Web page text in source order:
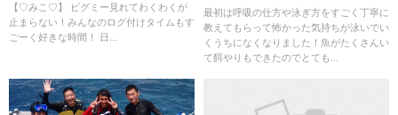
【♡みこ♡】 ピグミー見れてわくわくが
止まらない！みんなのログ付けタイムもす
ごーく好きな時間！ 日...
最初は呼吸の仕方や泳ぎ方をすごく丁寧に
教えてもらって怖かった気持ちが泳いでい
くうちになくなりました！魚がたくさんい
て餌やりもできたのでとても...